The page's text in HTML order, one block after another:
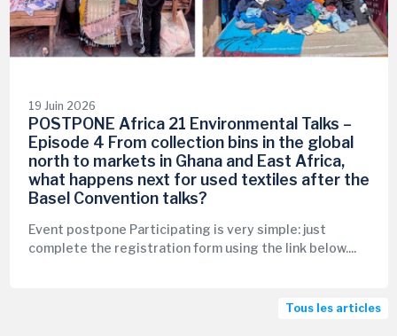
19 Juin 2026
POSTPONE Africa 21 Environmental Talks –
Episode 4 From collection bins in the global
north to markets in Ghana and East Africa,
what happens next for used textiles after the
Basel Convention talks?
Event postpone Participating is very simple: just
complete the registration form using the link below....
Tous les articles